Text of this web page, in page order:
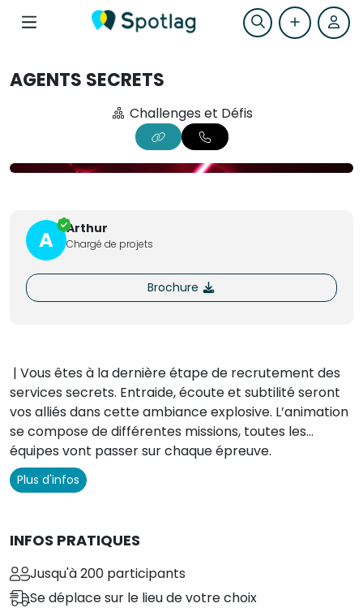
AGENTS SECRETS
Challenges et Défis
A Arthur
Chargé de projets
Brochure
| Vous êtes à la dernière étape de recrutement des
services secrets. Entraide, écoute et subtilité seront
vos alliés dans cette ambiance explosive. L’animation
se compose de différentes missions, toutes les
équipes vont passer sur chaque épreuve.
Surpassez vous et obtenez votre permis de tuer 00.
Plus d'infos
INFOS PRATIQUES
Jusqu'à 200 participants
Se déplace sur le lieu de votre choix